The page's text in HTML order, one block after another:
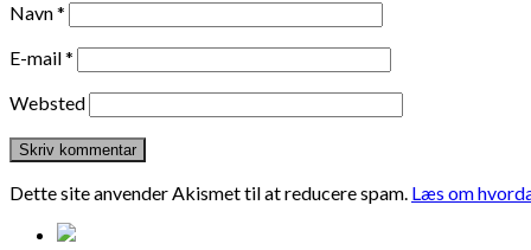
Navn*
E-mail*
Websted
Dette site anvender Akismet til at reducere spam. Læs om